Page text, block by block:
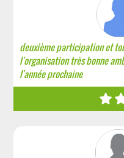
deuxième participation et
l'organisation très bonne
l'année prochaine